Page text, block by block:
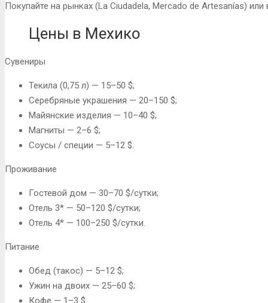
Покупайте на рынках (La Ciudadela, Mercado de Artesanías)
Цены в Мехико
Сувениры
Текила (0,75 л) — 15–50 $;
Серебряные украшения — 20–150 $;
Майянские изделия — 10–40 $;
Магниты — 2–6 $;
Соусы / специи — 5–12 $.
Проживание
Гостевой дом — 30–70 $/сутки;
Отель 3* — 50–120 $/сутки;
Отель 4* — 100–250 $/сутки.
Питание
Обед (такос) — 5–12 $;
Ужин на двоих — 25–60 $;
Кофе — 1–3 $.